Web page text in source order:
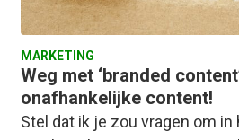
MARKETING
Weg met ‘branded
onafhankelijke content!
Stel dat ik je zou vragen om